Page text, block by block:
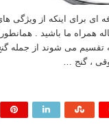
ای برای اینکه از ویژگی
همراه ما باشید .
تقسیم می شوند از جمله
، گنج …